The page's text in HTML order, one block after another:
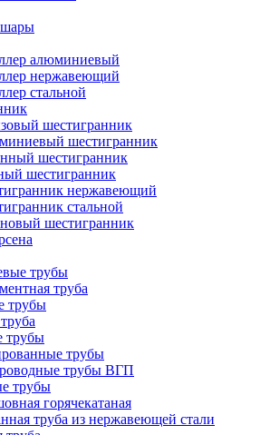
алюминиевый
нержавеющий
стальной
шестигранник
шестигранник
шестигранник
шестигранник
нержавеющий
стальной
шестигранник
трубы
труба
трубы
трубы
трубы
трубы ВГП
трубы
горячекатаная
труба из нержавеющей стали